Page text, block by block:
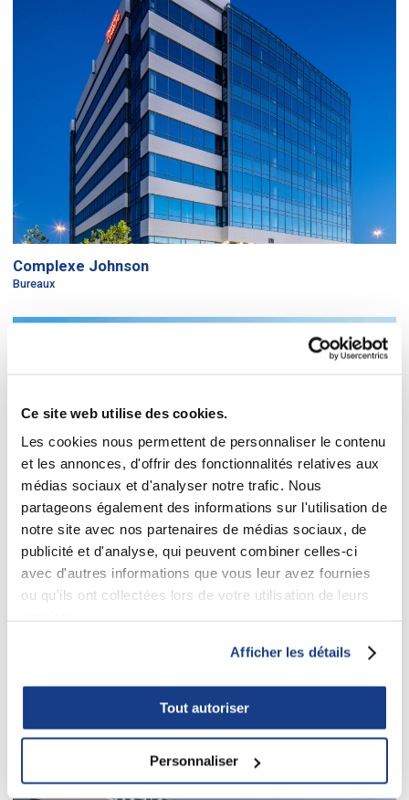
Ce site web utilise des cookies.
Les cookies nous permettent de personnaliser le contenu
et les annonces, d'offrir des fonctionnalités relatives aux
médias sociaux et d'analyser notre trafic. Nous
partageons également des informations sur l'utilisation de
notre site avec nos partenaires de médias sociaux, de
publicité et d'analyse, qui peuvent combiner celles-ci
avec d'autres informations que vous leur avez fournies
ou qu'ils ont collectées lors de votre utilisation de leurs
Afficher les détails
Tout autoriser
Personnaliser
Complexe Johnson
Bureaux